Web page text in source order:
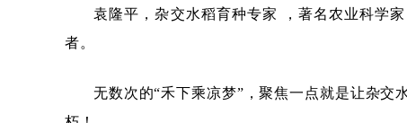
袁隆平，杂交水稻育种专家 ，著名农业科学
者。
无数次的“禾下乘凉梦”，聚焦一点就是让杂交